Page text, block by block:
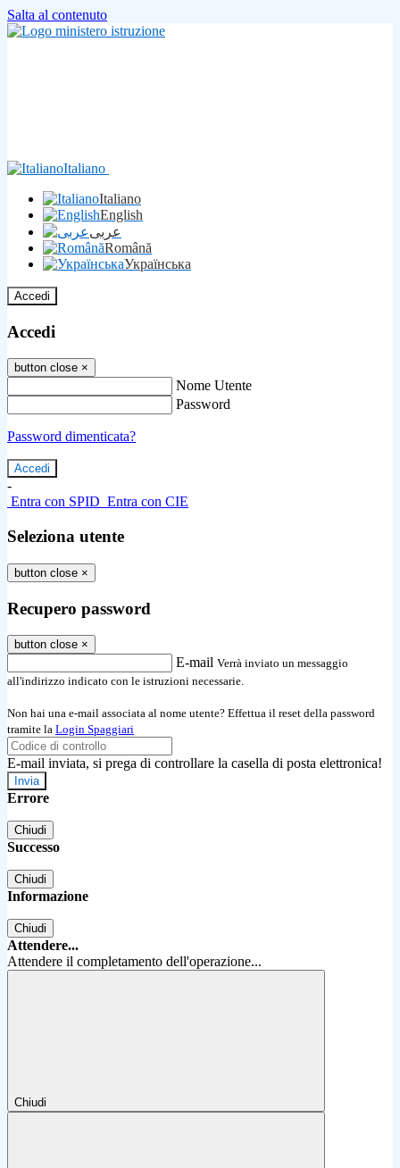
Salta al contenuto
Italiano
Italiano
English
عربى
Română
Українська
Accedi
Accedi
button close ×
Nome Utente
Password
Password dimenticata?
-
Entra con SPID Entra con CIE
Seleziona utente
button close ×
Recupero password
button close ×
E-mail Verrà inviato un messaggio
all'indirizzo indicato con le istruzioni necessarie.
Non hai una e-mail associata al nome utente? Effettua il reset della password
tramite la Login Spaggiari
E-mail inviata, si prega di controllare la casella di posta elettronica!
Errore
Chiudi
Successo
Chiudi
Informazione
Chiudi
Attendere...
Attendere il completamento dell'operazione...
Chiudi